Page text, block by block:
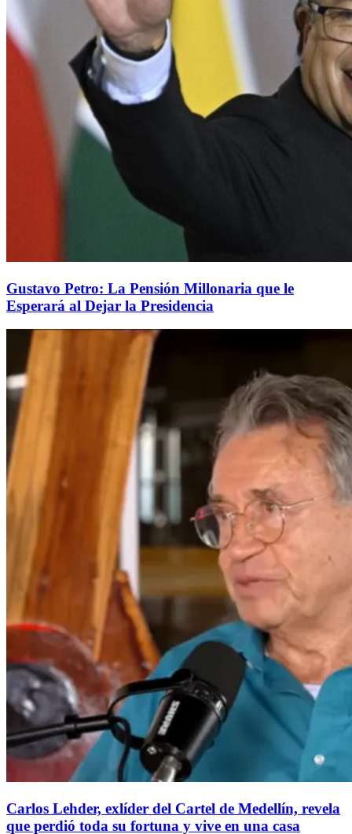
Gustavo Petro: La Pensión Millonaria que le
Esperará al Dejar la Presidencia
Carlos Lehder, exlíder del Cartel de Medellín, revela
que perdió toda su fortuna y vive en una casa